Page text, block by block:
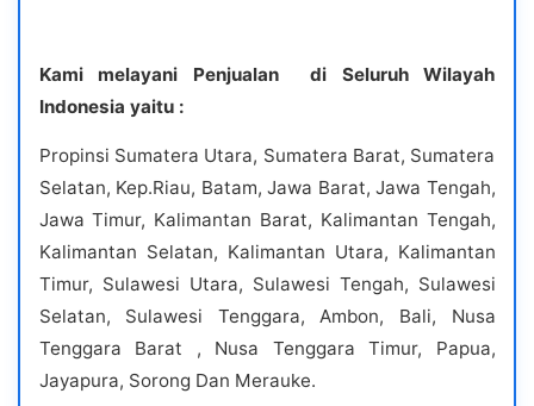
Kami melayani Penjualan di Seluruh Wilayah
Indonesia yaitu :
Propinsi Sumatera Utara, Sumatera Barat, Sumatera
Selatan, Kep.Riau, Batam, Jawa Barat, Jawa Tengah,
Jawa Timur, Kalimantan Barat, Kalimantan Tengah,
Kalimantan Selatan, Kalimantan Utara, Kalimantan
Timur, Sulawesi Utara, Sulawesi Tengah, Sulawesi
Selatan, Sulawesi Tenggara, Ambon, Bali, Nusa
Tenggara Barat , Nusa Tenggara Timur, Papua,
Jayapura, Sorong Dan Merauke.